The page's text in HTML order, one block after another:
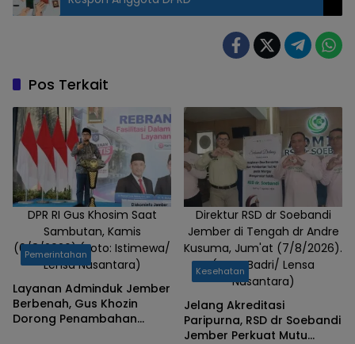
Pemkab
Kamis,
8/8/2024.
(Foto:
Badri/Lensa
Nusantara)
Pos Terkait
DPR RI Gus Khosim Saat
Sambutan, Kamis
(6/8/2026).(Foto: Istimewa/
Lensa Nusantara)
Pemerintahan
Layanan Adminduk Jember
Berbenah, Gus Khozin
Dorong Penambahan
Direktur RSD dr Soebandi
Jember di Tengah dr Andre
Kusuma, Jum'at (7/8/2026).
(Foto: Badri/ Lensa
Nusantara)
Kesehatan
Jelang Akreditasi
Paripurna, RSD dr Soebandi
Jember Perkuat Mutu